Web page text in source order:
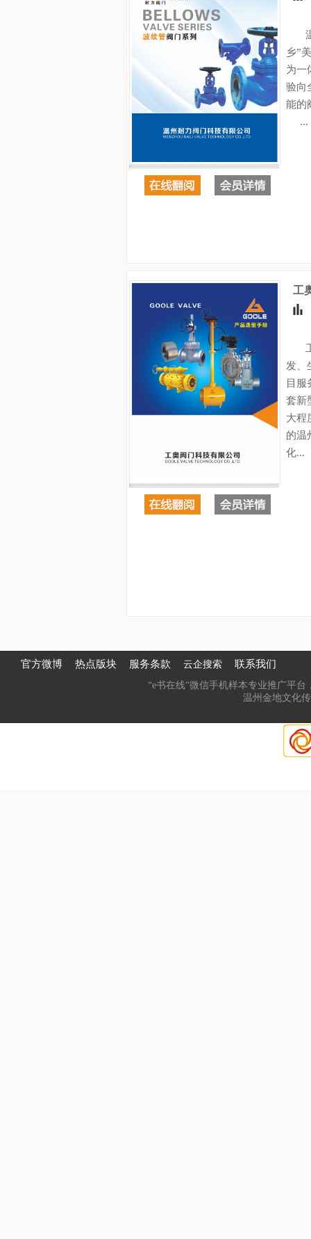
温
乡”
为一
验向
能的
...
工
工
发、
目服
套新
大程
的温
化...
官方微博 热点版块 服务条款 云企搜索 联系我们
“e书在线“微信手机样本专业推广平台
温州金地文化